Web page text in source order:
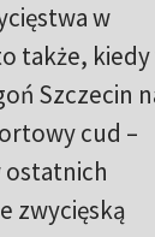
w
także,
Szczecin
cud –
ostatnich
zwycięską